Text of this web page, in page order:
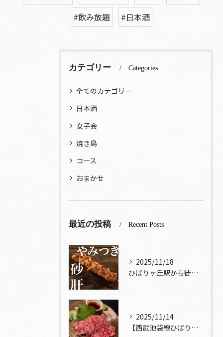
#飲み放題
#日本酒
カテゴリー Categories
全てのカテゴリー
日本酒
女子会
焼き鳥
コース
おまかせ
最近の投稿 Recent Posts
2025/11/18
ひばりヶ丘駅から徒歩5分🚶‍♀️雰囲気の良い居酒屋をお探しな...
2025/11/14
【西武池袋線ひばりヶ丘駅】から徒歩5分🚶